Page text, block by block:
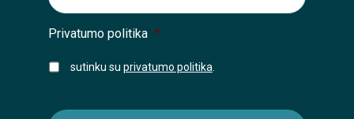
Privatumo politika *
sutinku su privatumo politika